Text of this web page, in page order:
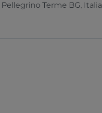
Pellegrino Terme BG, Italia